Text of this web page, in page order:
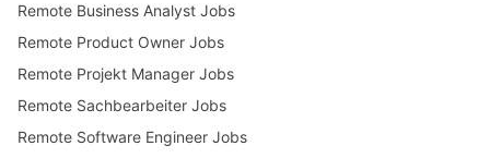
Remote Business Analyst Jobs
Remote Product Owner Jobs
Remote Projekt Manager Jobs
Remote Sachbearbeiter Jobs
Remote Software Engineer Jobs